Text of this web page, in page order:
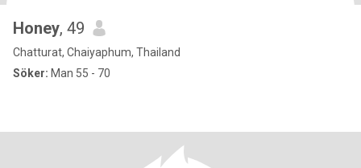
Honey, 49
Chatturat, Chaiyaphum, Thailand
Söker: Man 55 - 70